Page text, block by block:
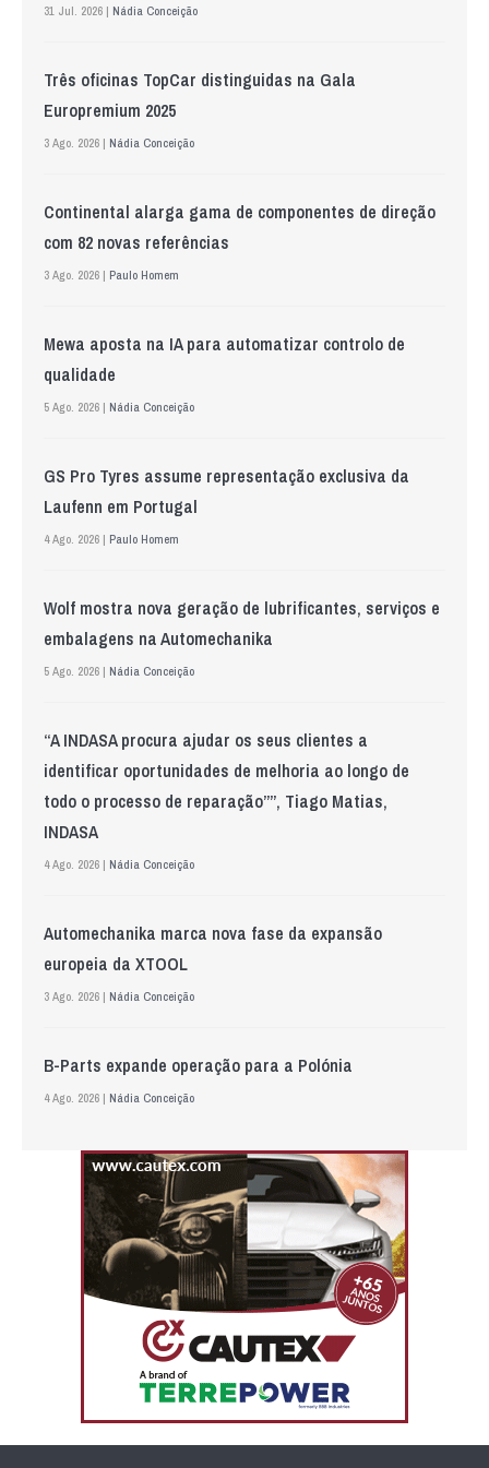
31 Jul. 2026 | Nádia Conceição
Três oficinas TopCar distinguidas na Gala
Europremium 2025
3 Ago. 2026 | Nádia Conceição
Continental alarga gama de componentes de direção
com 82 novas referências
3 Ago. 2026 | Paulo Homem
Mewa aposta na IA para automatizar controlo de
qualidade
5 Ago. 2026 | Nádia Conceição
GS Pro Tyres assume representação exclusiva da
Laufenn em Portugal
4 Ago. 2026 | Paulo Homem
Wolf mostra nova geração de lubrificantes, serviços e
embalagens na Automechanika
5 Ago. 2026 | Nádia Conceição
“A INDASA procura ajudar os seus clientes a
identificar oportunidades de melhoria ao longo de
todo o processo de reparação””, Tiago Matias,
INDASA
4 Ago. 2026 | Nádia Conceição
Automechanika marca nova fase da expansão
europeia da XTOOL
3 Ago. 2026 | Nádia Conceição
B-Parts expande operação para a Polónia
4 Ago. 2026 | Nádia Conceição